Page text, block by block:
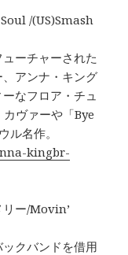
/(US)Smash
ーチャーされた
アンナ・キング
なフロア・チュ
ヴァーや「Bye
ル名作。
kingbr-
ー/Movin’
クバンドを借用